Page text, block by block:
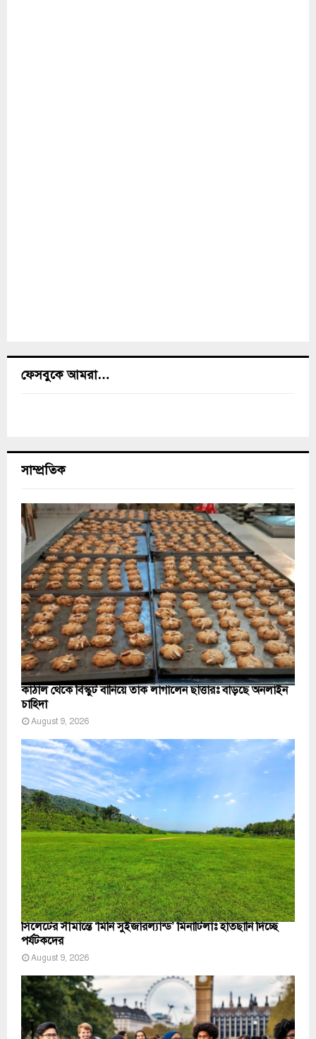
ফেসবুকে আমরা…
সাম্প্রতিক
কাঁঠাল থেকে বিস্কুট বানিয়ে তাক লাগালেন ছাত্তারঃ বাড়ছে অনলাইন
চাহিদা
August 9, 2026
সিলেটের সীমান্তে ‘মিনি সুইজারল্যান্ড’ মিনাটিলাঃ হাতছানি দিচ্ছে
পর্যটকদের
August 9, 2026